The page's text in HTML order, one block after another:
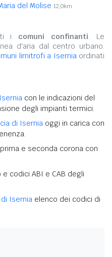
del Molise 12,0km
i comuni confinanti. Le
d'aria dal centro urbano.
limitrofi a Iserniaordinati
con le indicazioni del
degli impianti termici.
di Isernia oggi in carica con
e seconda corona con
e codici ABI e CAB degli
di Isernia elenco dei codici di